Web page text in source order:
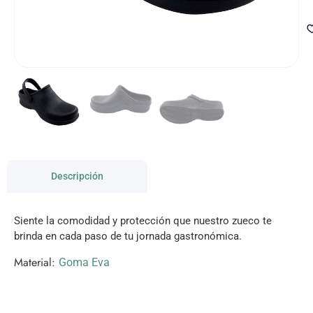
Descripción
Siente la comodidad y protección que nuestro zueco te
brinda en cada paso de tu jornada gastronómica.
Material: Goma Eva